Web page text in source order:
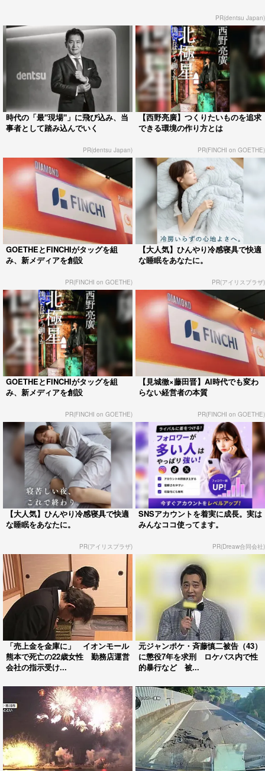
PR(dentsu Japan)
時代の「最"現場"」に飛び込み、当
事者として踏み込んでいく
PR(dentsu Japan)
【西野亮廣】つくりたいものを追求
できる環境の作り方とは
PR(FINCHI on GOETHE)
GOETHEとFINCHIがタッグを組
み、新メディアを創設
PR(FINCHI on GOETHE)
【大人気】ひんやり冷感寝具で快適
な睡眠をあなたに。
PR(アイリスプラザ)
GOETHEとFINCHIがタッグを組
み、新メディアを創設
PR(FINCHI on GOETHE)
【見城徹×藤田晋】AI時代でも変わ
らない経営者の本質
PR(FINCHI on GOETHE)
【大人気】ひんやり冷感寝具で快適
な睡眠をあなたに。
PR(アイリスプラザ)
SNSアカウントを着実に成長。実は
みんなココ使ってます。
PR(Dreaw合同会社)
「売上金を金庫に」 イオンモール
熊本で死亡の22歳女性 勤務店運営
会社の指示受け...
元ジャンポケ・斉藤慎二被告（43）
に懲役7年を求刑 ロケバス内で性
的暴行など 被...